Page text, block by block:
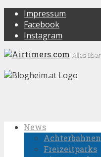
Impressum
Facebook
Instagram
Alles
News
Achterbahnen
Freizeitparks